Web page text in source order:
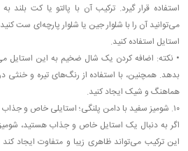
استفاده قرار گیرد. ترکیب آن با پالتو یا کت
می‌توانید آن را با شلوار جین یا شلوار پارچه‌ای ست
استایل استفاده کنید.
• نکته: اضافه کردن یک شال ضخیم به این استایل
بدهد. همچنین، با استفاده از رنگ‌های تیره و خنثی
هماهنگ و شیک ایجاد کنید.
۱۰. شومیز سفید با دامن پلنگی؛ استایلی خاص و جذاب
اگر به دنبال یک استایل خاص و جذاب هستید،
این ترکیب می‌تواند ظاهری زیبا و متفاوت ایجاد